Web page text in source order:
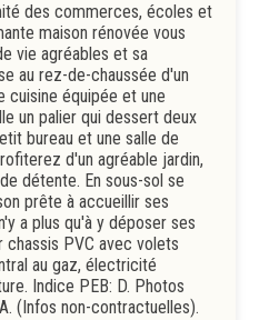
des commerces, écoles et
maison rénovée vous
vie agréables et sa
au rez-de-chaussée d'un
cuisine équipée et une
un palier qui dessert deux
bureau et une salle de
d'un agréable jardin,
détente. En sous-sol se
prête à accueillir ses
a plus qu'à y déposer ses
chassis PVC avec volets
au gaz, électricité
Indice PEB: D. Photos
(Infos non-contractuelles).